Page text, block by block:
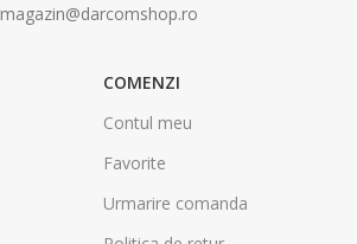
magazin@darcomshop.ro
COMENZI
Contul meu
Favorite
Urmarire comanda